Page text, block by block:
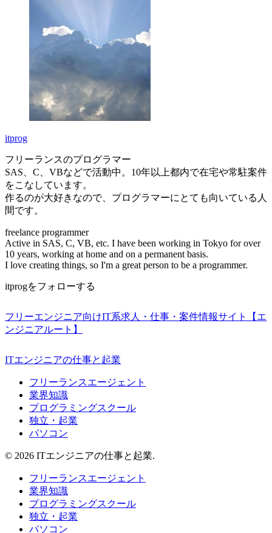
itprog
フリーランスのプログラマー
SAS、C、VBなどで活動中。10年以上都内で在宅や常駐案件
をこなしています。
作るのが大好きなので、プログラマーにとても向いている人
間です。
freelance programmer
Active in SAS, C, VB, etc. I have been working in Tokyo for over
10 years, working at home and on a permanent basis.
I love creating things, so I'm a great person to be a programmer.
itprogをフォローする
フリーエンジニア向けIT系求人・仕事・案件情報サイト【エ
ンジニアルート】
ITエンジニアの仕事と起業
フリーランスエージェント
業界知識
プログラミングスクール
独立・起業
パソコン
© 2026 ITエンジニアの仕事と起業.
フリーランスエージェント
業界知識
プログラミングスクール
独立・起業
パソコン